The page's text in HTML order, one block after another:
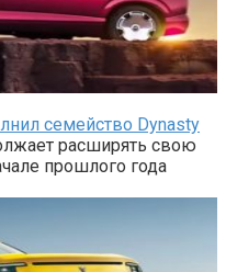
семейство Dynasty
расширять свою
прошлого года